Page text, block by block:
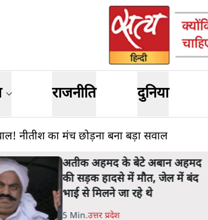
राजनीति दुनिया
नीतीश का मंच छोड़ना बना बड़ा सवाल
शेख हसीना की प्रेस कॉन्फ्रेंस में
शामिल हुए क्रिकेटर शाकिब अल हसन
के घर पर पेट्रोल बम से हमला
5 Min.दुनिया